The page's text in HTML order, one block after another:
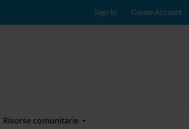
Risorse comunitarie
Sign In Create Account